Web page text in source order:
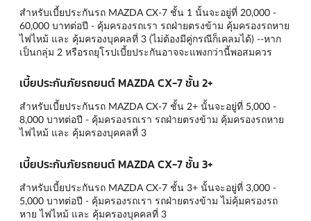
สำหรับเบี้ยประกันรถ MAZDA CX-7 ชั้น 1 นั้นจะอยู่ที่ 20,000 -
60,000 บาทต่อปี - คุ้มครองรถเรา รถฝ่ายตรงข้าม คุ้มครองรถหาย
ไฟไหม้ และ คุ้มครองบุคคลที่ 3 (ไม่ต้องมีคู่กรณีก็เคลมได้) --หาก
เป็นกลุ่ม 2 หรือรถยุโรปเบี้ยประกันอาจจะแพงกว่านี้พอสมควร
เบี้ยประกันภัยรถยนต์ MAZDA CX-7 ชั้น 2+
สำหรับเบี้ยประกันรถ MAZDA CX-7 ชั้น 2+ นั้นจะอยู่ที่ 5,000 -
8,000 บาทต่อปี - คุ้มครองรถเรา รถฝ่ายตรงข้าม คุ้มครองรถหาย
ไฟไหม้ และ คุ้มครองบุคคลที่ 3
เบี้ยประกันภัยรถยนต์ MAZDA CX-7 ชั้น 3+
สำหรับเบี้ยประกันรถ MAZDA CX-7 ชั้น 3+ นั้นจะอยู่ที่ 3,000 -
5,000 บาทต่อปี - คุ้มครองรถเรา รถฝ่ายตรงข้าม ไม่คุ้มครองรถ
หาย ไฟไหม้ และ คุ้มครองบุคคลที่ 3